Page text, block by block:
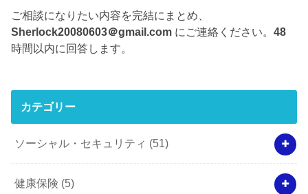
ご相談になりたい内容を完結にまとめ、
Sherlock20080603＠gmail.com にご連絡ください。48
時間以内に回答します。
カテゴリー
ソーシャル・セキュリティ (51)
健康保険 (5)